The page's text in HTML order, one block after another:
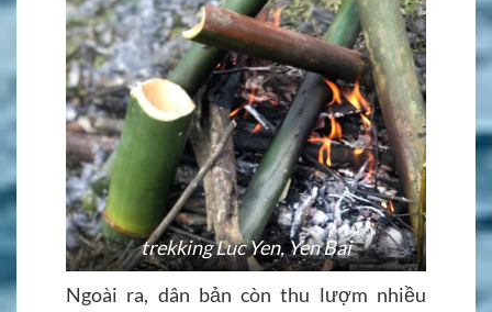
trekking Luc Yen, Yen Bai
Ngoài ra, dân bản còn thu lượm nhiều